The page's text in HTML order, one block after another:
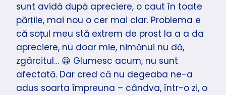
sunt avidă după apreciere, o caut în toate
părțile, mai nou o cer mai clar. Problema e
că soțul meu stă extrem de prost la a a da
apreciere, nu doar mie, nimănui nu dă,
zgârcitul… 😀 Glumesc acum, nu sunt
afectată. Dar cred că nu degeaba ne-a
adus soarta împreuna – cândva, într-o zi, o